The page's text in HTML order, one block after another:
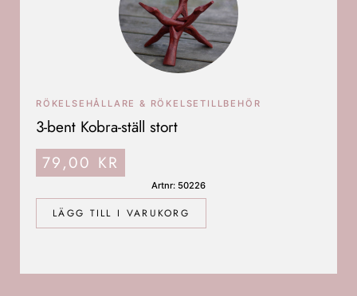
LÄGG TILL I VARUKORG
RÖKELSEHÅLLARE & RÖKELSETILLBEHÖR
3-bent Kobra-ställ stort
79,00 KR
Artnr: 50226